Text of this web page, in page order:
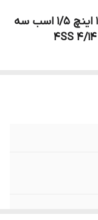
شناور کامل بدنه استیل 98 متری ۱/۴_۱ اینچ 1/5 اسب سه